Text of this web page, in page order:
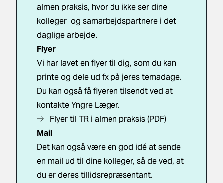
almen praksis, hvor du ikke ser dine
kolleger og samarbejdspartnere i det
daglige arbejde.
Flyer
Vi har lavet en flyer til dig, som du kan
printe og dele ud fx på jeres temadage.
Du kan også få flyeren tilsendt ved at
kontakte Yngre Læger.
Flyer til TR i almen praksis (PDF)
Mail
Det kan også være en god idé at sende
en mail ud til dine kolleger, så de ved, at
du er deres tillidsrepræsentant.